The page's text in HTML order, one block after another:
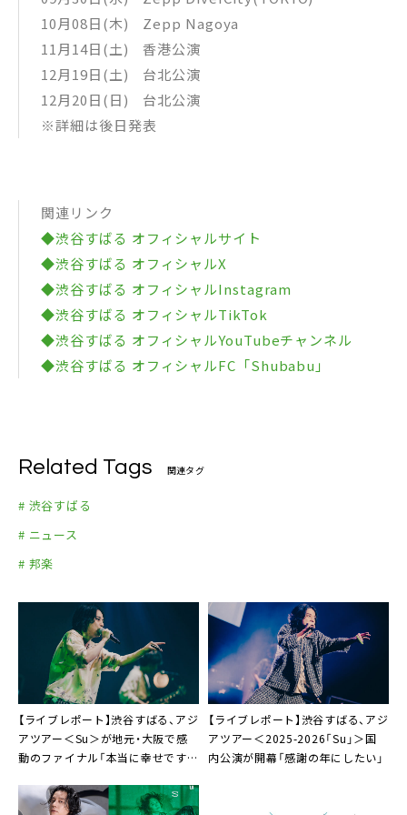
10月08日(木) Zepp Nagoya
11月14日(土) 香港公演
12月19日(土) 台北公演
12月20日(日) 台北公演
※詳細は後日発表
関連リンク
◆渋谷すばる オフィシャルサイト
◆渋谷すばる オフィシャルX
◆渋谷すばる オフィシャルInstagram
◆渋谷すばる オフィシャルTikTok
◆渋谷すばる オフィシャルYouTubeチャンネル
◆渋谷すばる オフィシャルFC「Shubabu」
Related Tags 関連タグ
# 渋谷すばる
# ニュース
# 邦楽
【ライブレポート】渋谷すばる、アジ
アツアー＜Su＞が地元・大阪で感
動のファイナル「本当に幸せです。
【ライブレポート】渋谷すばる、アジ
アツアー＜2025-2026「Su」＞国
内公演が開幕「感謝の年にしたい」